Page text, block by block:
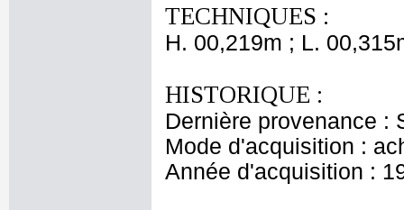
TECHNIQUES :
H. 00,219m ; L.
HISTORIQUE :
Dernière provenance :
Mode d'acquisition :
Année d'acquisition :